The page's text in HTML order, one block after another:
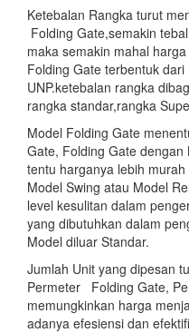
Ketebalan Rangka turut
Folding Gate,semakin
maka semakin mahal
Folding Gate terbentuk dari
UNP.ketebalan rangka
rangka standar,rangka
Model Folding Gate
Gate, Folding Gate
tentu harganya lebih
Model Swing atau Model
level kesulitan dalam
yang dibutuhkan dalam
Model diluar Standar.
Jumlah Unit yang dipesan
Permeter Folding Gate,
memungkinkan harga
adanya efesiensi dan